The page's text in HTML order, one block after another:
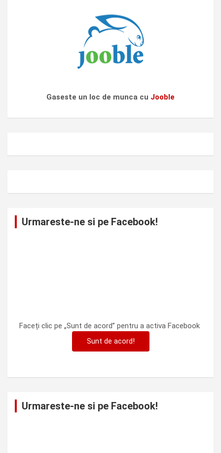
Gaseste un loc de munca cu Jooble
Urmareste-ne si pe Facebook!
Faceți clic pe „Sunt de acord” pentru a activa Facebook
Sunt de acord!
Urmareste-ne si pe Facebook!